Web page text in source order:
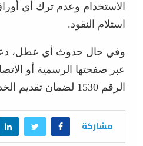
الاستخدام وعدم ترك أي
استلام النقود.
وفي حال حدوث أي عطل،
عبر صفحتها الرسمية أو
الرقم 1530 لضمان تقديم الخدمة بشكل مستمر.
مشاركة